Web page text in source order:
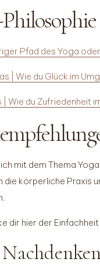
Pfad des Yoga
| Wie du Glück im
| Wie du Zufriedenheit
mit dem Thema
die körperliche Praxis
dir hier der